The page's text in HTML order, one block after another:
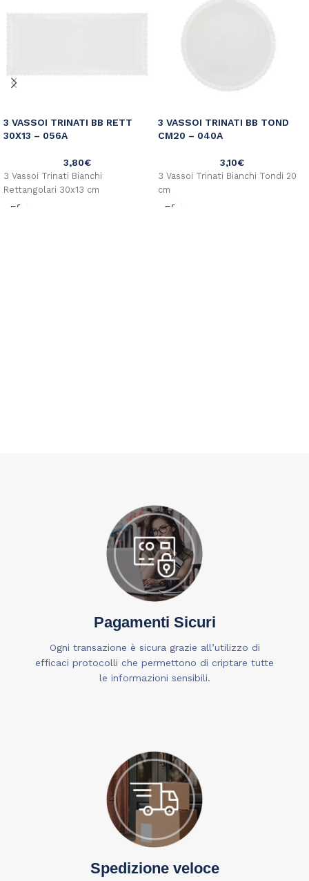
3 VASSOI TRINATI BB RETT
30X13 – 056A
3,80€
3 Vassoi Trinati Bianchi
Rettangolari 30x13 cm
3 VASSOI TRINATI BB TOND
CM20 – 040A
3,10€
3 Vassoi Trinati Bianchi Tondi 20
cm
Pagamenti Sicuri
Ogni transazione è sicura grazie all’utilizzo di
efficaci protocolli che permettono di criptare tutte
le informazioni sensibili.
Spedizione veloce